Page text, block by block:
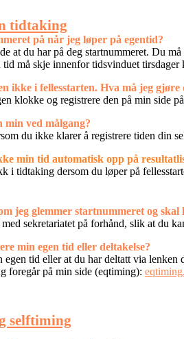
tidtaking
på når jeg løper på egentid?
at du har på deg startnummeret. Du
tid må skje innenfor tidsvinduet
ikke i fellesstarten. Hva må jeg gjøre
klokke og registrere den på min side på
min ved målgang?
du ikke klarer å registrere tiden din
min tid automatisk opp på
i tidtaking dersom du løper på
jeg glemmer startnummeret og skal
sekretariatet på forhånd, slik at du
min egen tid eller deltakelse?
egen tid eller at du har deltatt via
foregår på min side (eqtiming):
selftiming